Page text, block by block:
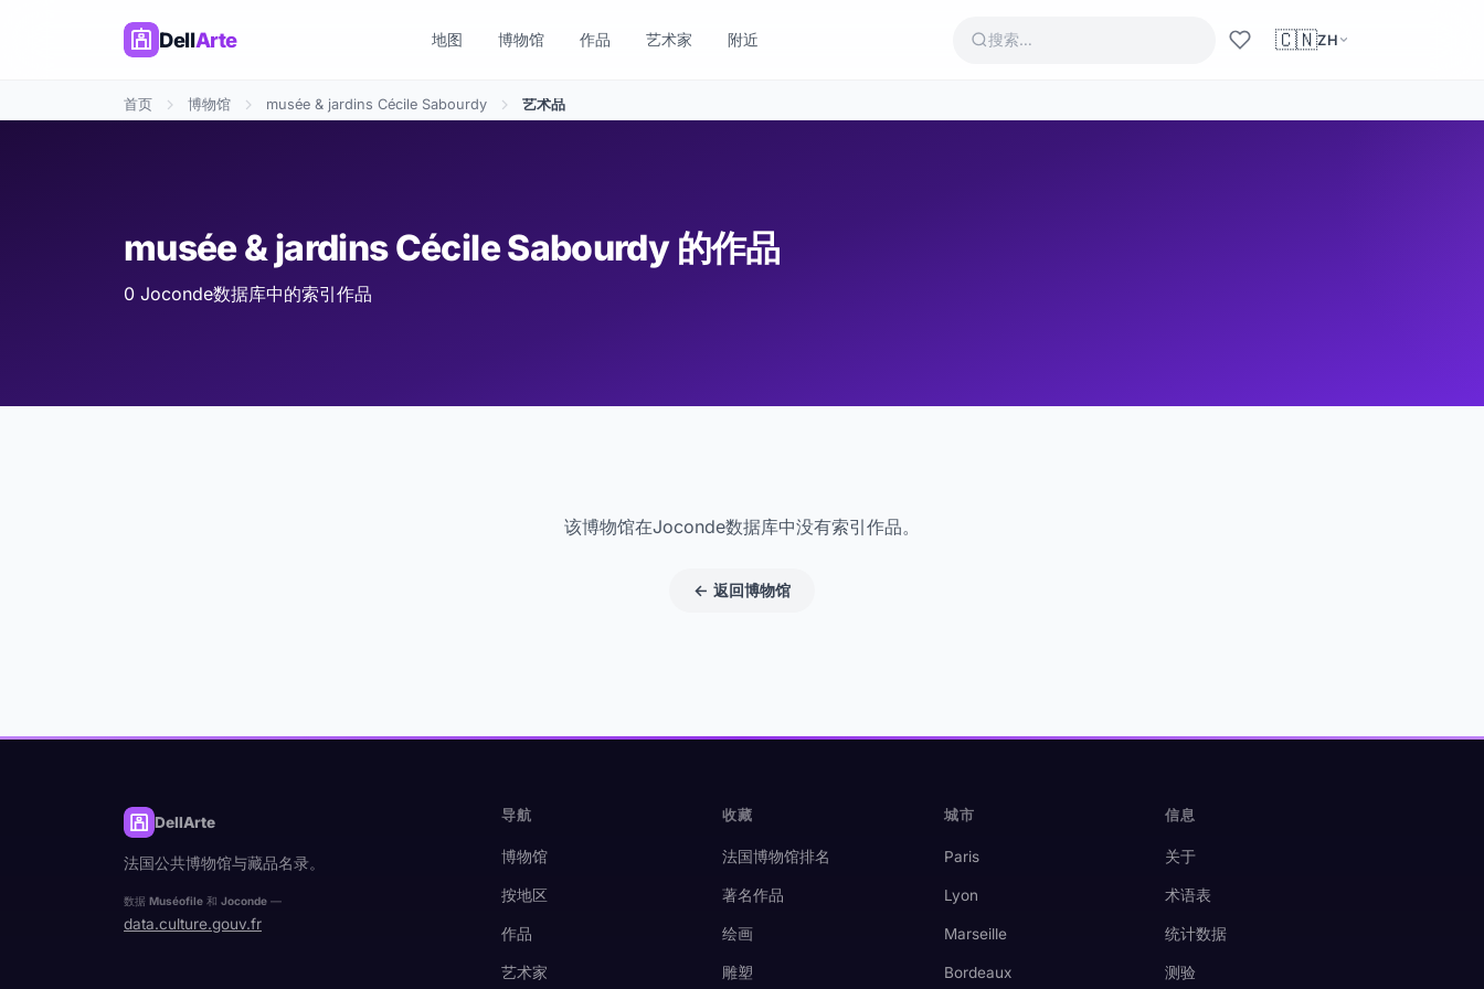
DellArte 地图 博物馆 作品 艺术家 附近 🇨🇳ZH
首页 博物馆 musée & jardins Cécile Sabourdy 艺术品
musée & jardins Cécile Sabourdy 的作品
0 Joconde数据库中的索引作品
该博物馆在Joconde数据库中没有索引作品。
← 返回博物馆
DellArte
法国公共博物馆与藏品名录。
数据 Muséofile 和 Joconde —
data.culture.gouv.fr
导航
博物馆
按地区
作品
艺术家
收藏
法国博物馆排名
著名作品
绘画
雕塑
城市
Paris
Lyon
Marseille
Bordeaux
信息
关于
术语表
统计数据
测验